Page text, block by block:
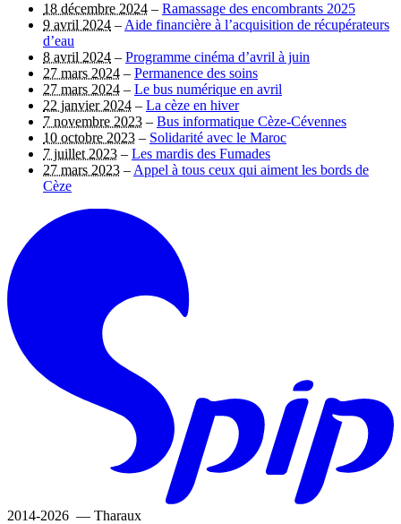
18 décembre 2024 – Ramassage des encombrants 2025
9 avril 2024 –Aide financière à l’acquisition de récupérateurs
d’eau
8 avril 2024 – Programme cinéma d’avril à juin
27 mars 2024 – Permanence des soins
27 mars 2024 – Le bus numérique en avril
22 janvier 2024 – La cèze en hiver
7 novembre 2023 – Bus informatique Cèze-Cévennes
10 octobre 2023 – Solidarité avec le Maroc
7 juillet 2023 – Les mardis des Fumades
27 mars 2023 –Appel à tous ceux qui aiment les bords de
Cèze
2014-2026 — Tharaux